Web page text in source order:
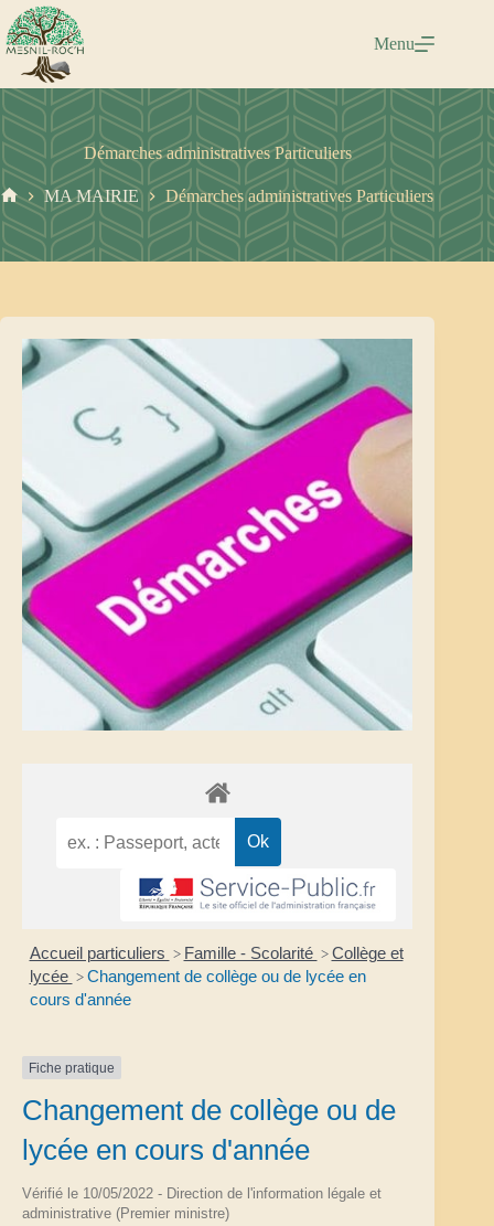
Passer
au
contenu
Menu
Démarches administratives Particuliers
Accueil
MA MAIRIE Démarches administratives Particuliers
Accueil particuliers > Famille - Scolarité > Collège et
lycée > Changement de collège ou de lycée en
cours d'année
Fiche pratique
Changement de collège ou de
lycée en cours d'année
Vérifié le 10/05/2022 - Direction de l'information légale et
administrative (Premier ministre)